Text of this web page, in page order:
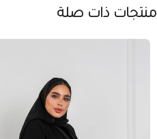
منتجات ذات صلة